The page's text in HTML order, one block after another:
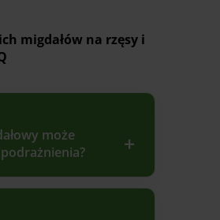
migdałów na rzęsy i
może